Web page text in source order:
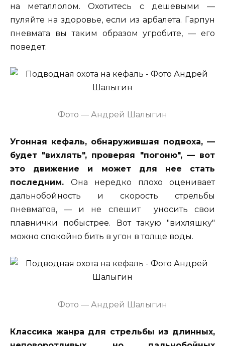
на металлолом. Охотитесь с дешевыми —
пуляйте на здоровье, если из арбалета. Гарпун
пневмата вы таким образом угробите, — его
поведет.
Фото — Андрей Шалыгин
Угонная кефаль, обнаружившая подвоха, —
будет "вихлять", проверяя "погоню", — вот
это движение и может для нее стать
последним. Она нередко плохо оценивает
дальнобойность и скорость стрельбы
пневматов, — и не спешит уносить свои
плавнички побыстрее. Вот такую "вихляшку"
можно спокойно бить в угон в толще воды.
Фото — Андрей Шалыгин
Классика жанра для стрельбы из длинных,